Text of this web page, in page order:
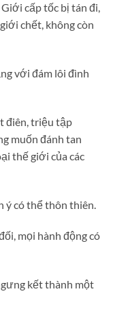
cấp tốc bị tán đi,
chết, không còn
với đám lôi đình
điên, triệu tập
muốn đánh tan
thế giới của các
ý có thể thôn thiên.
mọi hành động có
kết thành một